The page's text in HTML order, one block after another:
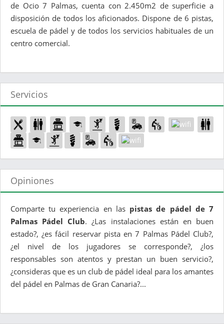
de Ocio 7 Palmas, cuenta con 2.450m2 de superficie a
disposición de todos los aficionados. Dispone de 6 pistas,
escuela de pádel y de todos los servicios habituales de un
centro comercial.
Servicios
Opiniones
Comparte tu experiencia en las pistas de pádel de 7
Palmas Pádel Club. ¿Las instalaciones están en buen
estado?, ¿es fácil reservar pista en 7 Palmas Pádel Club?,
¿el nivel de los jugadores se corresponde?, ¿los
responsables son atentos y prestan un buen servicio?,
¿consideras que es un club de pádel ideal para los amantes
del pádel en Palmas de Gran Canaria?...